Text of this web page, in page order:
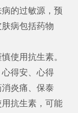
的过敏源，预
病包括药物
使用抗生素。
得安、心得
炎痛、保泰
抗生素，可能